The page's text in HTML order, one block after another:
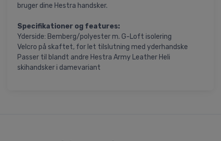
bruger dine Hestra handsker.
Specifikationer og features:
Yderside: Bemberg/polyester m. G-Loft isolering
Velcro på skaftet, for let tilslutning med yderhandske
Passer til blandt andre Hestra Army Leather Heli
skihandsker i damevariant